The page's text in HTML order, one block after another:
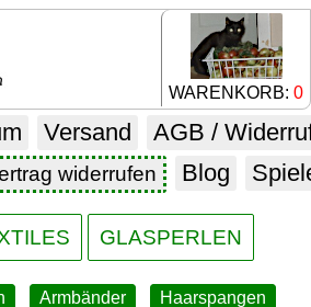
WARENKORB: 0
Versand
AGB /
widerrufen Blog
GLASPERLEN
Armbänder
Haarspangen